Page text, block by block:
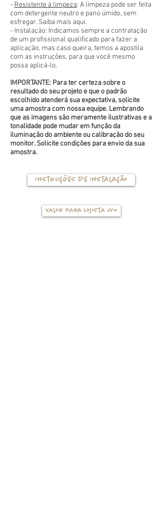
- Resistente à limpeza: A limpeza pode ser feita
com detergente neutro e pano úmido, sem
esfregar. Saiba mais aqui.
- Instalação: Indicamos sempre a contratação
de um profissional qualificado para fazer a
aplicação, mas caso queira, temos a apostila
com as instruções, para que você mesmo
possa aplicá-lo.
IMPORTANTE: Para ter certeza sobre o
resultado do seu projeto e que o padrão
escolhido atenderá sua expectativa, solicite
uma amostra com nossa equipe. Lembrando
que as imagens são meramente ilustrativas e a
tonalidade pode mudar em função da
iluminação do ambiente ou calibração do seu
monitor. Solicite condições para envio da sua
amostra.
Instruções de instalação
Valor para Lojista JVN